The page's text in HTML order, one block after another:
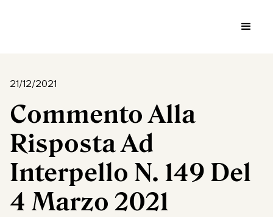
21/12/2021
Commento Alla
Risposta Ad
Interpello N. 149 Del
4 Marzo 2021